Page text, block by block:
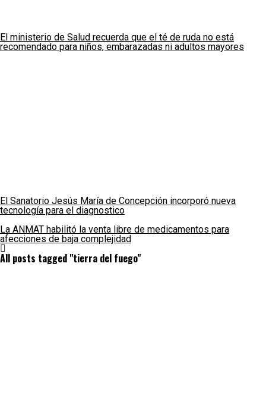
El ministerio de Salud recuerda que el té de ruda no está
recomendado para niños, embarazadas ni adultos mayores
El Sanatorio Jesús María de Concepción incorporó nueva
tecnología para el diagnostico
La ANMAT habilitó la venta libre de medicamentos para
afecciones de baja complejidad
All posts tagged "tierra del fuego"